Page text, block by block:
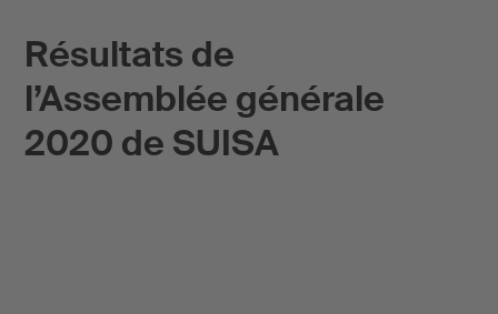
Résultats de
l’Assemblée générale
2020 de SUISA